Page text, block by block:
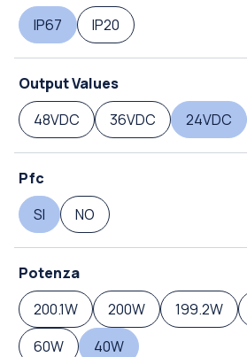
IP67
IP20
Output Values
48VDC
36VDC 24VDC
Pfc
SI
NO
Potenza
200.1W
200W 199.2W
60W
40W